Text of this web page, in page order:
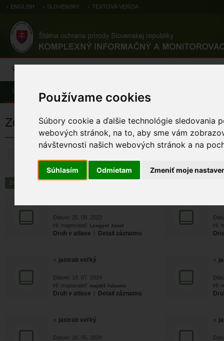
Používame cookies
Súbory cookie a ďalšie technológie sledovania
webových stránok, na to, aby sme vám
návštevnosti našich webových stránok a na
Súhlasím Odmietam Zmeniť moje
ENGLISH SLOVENSKY TEXTOVÁ VERZIA
Výsledky monitoringu
Úvod Pozorovania a výskytové dáta
Zoologické výskytové záznamy
Dátum: 25. 08. 2023
Hl. mapovateľ: Lengyel Jozef
Druh v atlase | Detail záznamu
Hl.
jastrab veľký
Dátum: 18. 07. 2024
Hl. mapovateľ: majdiš ľubomír
Druh v atlase | Detail záznamu
Hl.
jastrab veľký
Dátum: 16. 05. 2024